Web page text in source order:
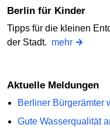
Berlin für Kinder
Tipps für die kleinen
der Stadt. mehr
Aktuelle Meldungen
Berliner Bürgerämter
Gute Wasserqualität